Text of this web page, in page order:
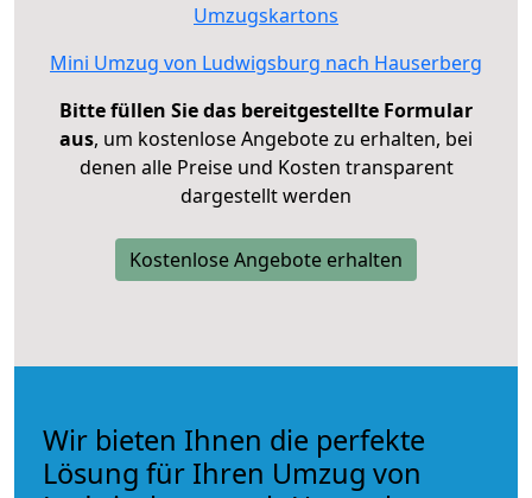
Umzugskartons
Mini Umzug von Ludwigsburg nach Hauserberg
Bitte füllen Sie das bereitgestellte Formular
aus, um kostenlose Angebote zu erhalten, bei
denen alle Preise und Kosten transparent
dargestellt werden
Kostenlose Angebote erhalten
Wir bieten Ihnen die perfekte
Lösung für Ihren Umzug von